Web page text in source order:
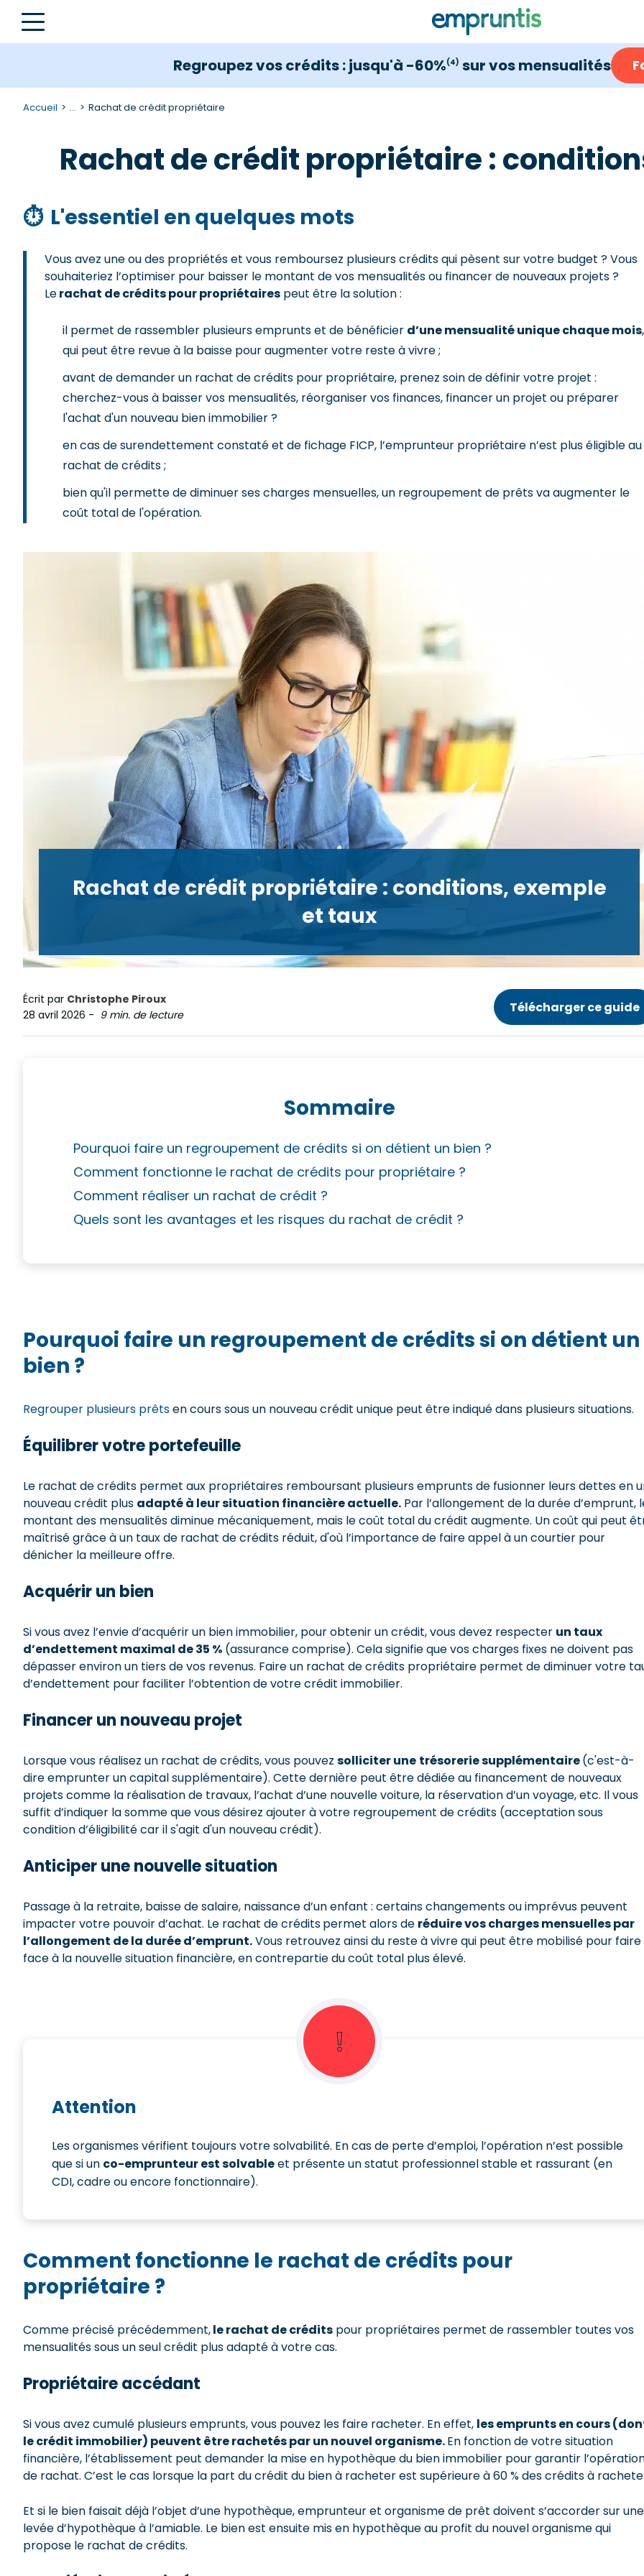
Regroupez vos crédits : jusqu'à -60%(4) sur vos mensualités
Accueil ... Rachat de crédit propriétaire
Rachat de crédit propriétaire :
⏱ L'essentiel en quelques mots
Vous avez une ou des propriétés et vous remboursez plusieurs crédits qui pèsent sur votre budget ? Vous
souhaiteriez l’optimiser pour baisser le montant de vos mensualités ou financer de nouveaux projets ?
Lerachat de crédits pour propriétaires peut être la solution :
il permet de rassembler plusieurs emprunts et de bénéficier d’une mensualité unique chaque mois,
qui peut être revue à la baisse pour augmenter votre reste à vivre ;
avant de demander un rachat de crédits pour propriétaire, prenez soin de définir votre projet :
cherchez-vous à baisser vos mensualités, réorganiser vos finances, financer un projet ou préparer
l'achat d'un nouveau bien immobilier ?
en cas de surendettement constaté et de fichage FICP, l’emprunteur propriétaire n’est plus éligible au
rachat de crédits ;
bien qu'il permette de diminuer ses charges mensuelles, un regroupement de prêts va augmenter le
coût total de l'opération.
Rachat de crédit propriétaire : conditions, exemple
et taux
Écrit par Christophe Piroux
28 avril 2026 - 9 min. de lecture Télécharger ce guide
Sommaire
Pourquoi faire un regroupement de crédits si on détient un bien ?
Comment fonctionne le rachat de crédits pour propriétaire ?
Comment réaliser un rachat de crédit ?
Quels sont les avantages et les risques du rachat de crédit ?
Pourquoi faire un regroupement de crédits si on détient un
bien ?
Regrouper plusieurs prêtsen cours sous un nouveau crédit unique peut être indiqué dans plusieurs situations.
Équilibrer votre portefeuille
Le rachat de crédits permet aux propriétaires remboursant plusieurs emprunts de fusionner leurs dettes en
nouveau crédit plus adapté à leur situation financière actuelle. Par l’allongement de la durée d’emprunt,
montant des mensualités diminue mécaniquement, mais le coût total du crédit augmente. Un coût qui peut
maîtrisé grâce à un taux de rachat de crédits réduit, d'où l’importance de faire appel à un courtier pour
dénicher la meilleure offre.
Acquérir un bien
Si vous avez l’envie d’acquérir un bien immobilier, pour obtenir un crédit, vous devez respecter un taux
d’endettement maximal de 35 % (assurance comprise). Cela signifie que vos charges fixes ne doivent pas
dépasser environ un tiers de vos revenus. Faire un rachat de crédits propriétaire permet de diminuer votre
d’endettement pour faciliter l’obtention de votre crédit immobilier.
Financer un nouveau projet
Lorsque vous réalisez un rachat de crédits, vous pouvez solliciter une trésorerie supplémentaire(c'est-à-
dire emprunter un capital supplémentaire). Cette dernière peut être dédiée au financement de nouveaux
projets comme la réalisation de travaux, l’achat d’une nouvelle voiture, la réservation d’un voyage, etc. Il vous
suffit d’indiquer la somme que vous désirez ajouter à votre regroupement de crédits (acceptation sous
condition d’éligibilité car il s'agit d'un nouveau crédit).
Anticiper une nouvelle situation
Passage à la retraite, baisse de salaire, naissance d’un enfant : certains changements ou imprévus peuvent
impacter votre pouvoir d’achat. Le rachat de créditspermet alors de réduire vos charges mensuelles par
l’allongement de la durée d’emprunt.Vous retrouvez ainsi du reste à vivre qui peut être mobilisé pour faire
face à la nouvelle situation financière, en contrepartie du coût total plus élevé.
❕
Attention
Les organismes vérifient toujours votre solvabilité. En cas de perte d’emploi, l’opération n’est possible
que si un co-emprunteur est solvableet présente un statut professionnel stable et rassurant (en
CDI, cadre ou encore fonctionnaire).
Comment fonctionne le rachat de crédits pour
propriétaire ?
Comme précisé précédemment,le rachat de crédits pour propriétaires permet de rassembler toutes vos
mensualités sous un seul crédit plus adapté à votre cas.
Propriétaire accédant
Si vous avez cumulé plusieurs emprunts, vous pouvez les faire racheter. En effet, les emprunts en cours
le crédit immobilier) peuvent être rachetés par un nouvel organisme.En fonction de votre situation
financière, l’établissement peut demander la mise en hypothèque du bien immobilier pour garantir
de rachat. C’est le cas lorsque la part du crédit du bien à racheter est supérieure à 60 % des crédits à
Et si le bien faisait déjà l’objet d’une hypothèque, emprunteur et organisme de prêt doivent s’accorder sur une
levée d’hypothèque à l’amiable. Le bien est ensuite mis en hypothèque au profit du nouvel organisme qui
propose le rachat de crédits.